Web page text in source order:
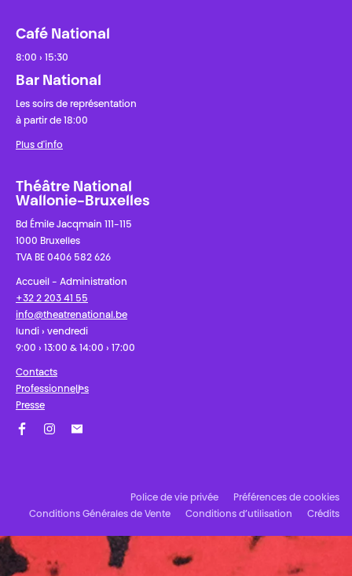
Café National
8:00 › 15:30
Bar National
Les soirs de représentation
à partir de 18:00
Plus d'info
Théâtre National
Wallonie-Bruxelles
Bd Émile Jacqmain 111-115
1000 Bruxelles
TVA BE 0406 582 626
Accueil - Administration
+32 2 203 41 55
info@theatrenational.be
lundi › vendredi
9:00 › 13:00 & 14:00 › 17:00
Contacts
Professionnel·les
Presse
Police de vie privée
Préférences de cookies
Conditions Générales de Vente
Conditions d’utilisation Crédits